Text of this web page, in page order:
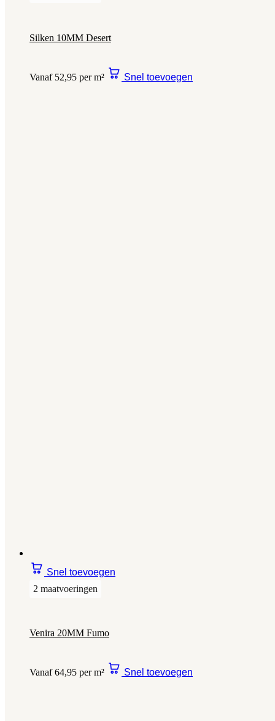
Silken 10MM Desert
Vanaf 52,95 per m² Snel toevoegen
Snel toevoegen
2 maatvoeringen
Venira 20MM Fumo
Vanaf 64,95 per m² Snel toevoegen